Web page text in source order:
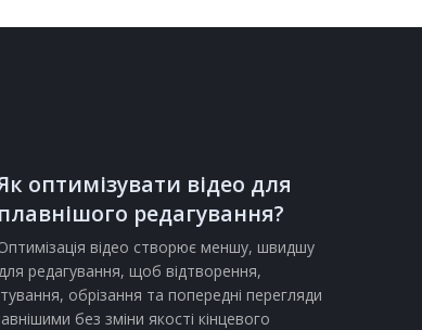
оптимізувати відео для
плавнішого редагування?
відео створює меншу, швидшу
редагування, щоб відтворення,
обрізання та попередні перегляди
без зміни якості кінцевого